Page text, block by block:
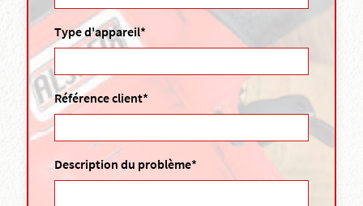
Type d'appareil*
Référence client*
Description du problème*